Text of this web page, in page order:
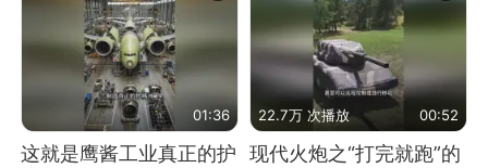
01:36
这就是鹰酱工业真正的护
22.7万 次播放 00:52
现代火炮之“打完就跑”的